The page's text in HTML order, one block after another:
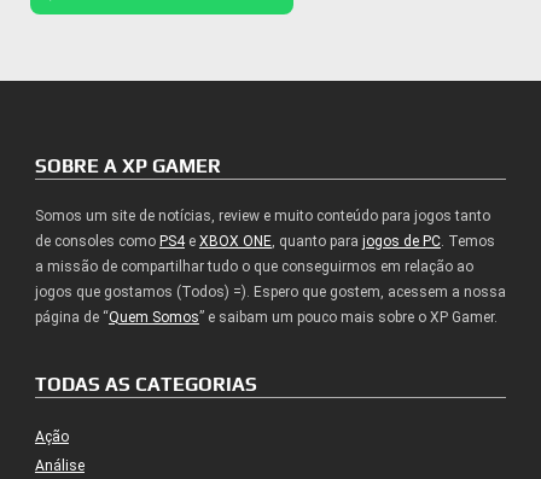
SOBRE A XP GAMER
Somos um site de notícias, review e muito conteúdo para jogos tanto
de consoles como PS4e XBOX ONE, quanto para jogos de PC. Temos
a missão de compartilhar tudo o que conseguirmos em relação ao
jogos que gostamos (Todos) =). Espero que gostem, acessem a nossa
página de “Quem Somos” e saibam um pouco mais sobre o XP Gamer.
TODAS AS CATEGORIAS
Ação
Análise